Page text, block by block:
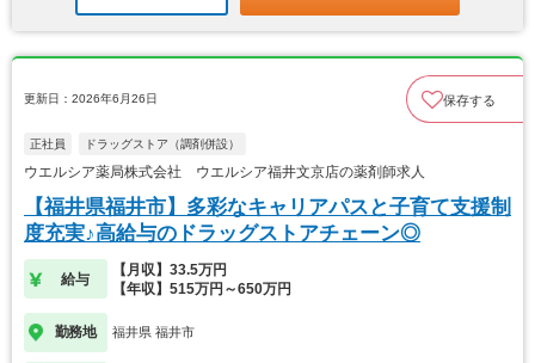
更新日：2026年6月26日 保存する
正社員 ドラッグストア（調剤併設）
ウエルシア薬局株式会社 ウエルシア福井文京店の薬剤師求人
【福井県福井市】多彩なキャリアパスと子育て支援制
度充実♪高給与のドラッグストアチェーン◎
給与
【月収】33.5万円
【年収】515万円～650万円
勤務地 福井県 福井市